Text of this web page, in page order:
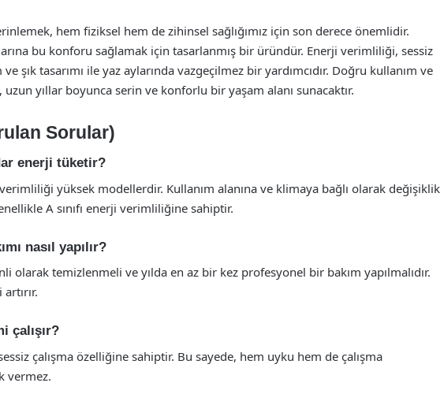
hem fiziksel hem de zihinsel sağlığımız için son derece önemlidir.
bu konforu sağlamak için tasarlanmış bir üründür. Enerji verimliliği, sessiz
şık tasarımı ile yaz aylarında vazgeçilmez bir yardımcıdır. Doğru kullanım ve
yıllar boyunca serin ve konforlu bir yaşam alanı sunacaktır.
Sorular)
enerji tüketir?
yüksek modellerdir. Kullanım alanına ve klimaya bağlı olarak değişiklik
A sınıfı enerji verimliliğine sahiptir.
nasıl yapılır?
olarak temizlenmeli ve yılda en az bir kez profesyonel bir bakım yapılmalıdır.
çalışır?
çalışma özelliğine sahiptir. Bu sayede, hem uyku hem de çalışma
vermez.